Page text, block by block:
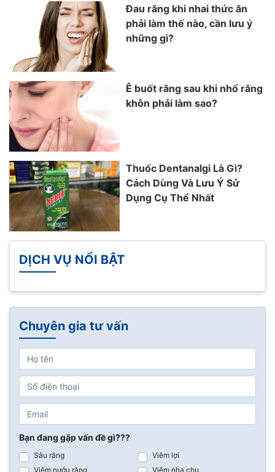
Đau răng khi nhai thức ăn
phải làm thế nào, cần lưu ý
những gì?
Ê buốt răng sau khi nhổ răng
khôn phải làm sao?
Thuốc Dentanalgi Là Gì?
Cách Dùng Và Lưu Ý Sử
Dụng Cụ Thể Nhất
DỊCH VỤ NỔI BẬT
Chuyên gia tư vấn
Bạn đang gặp vấn đề gì???
Sâu răng
Viêm lợi
Viêm nướu răng
Viêm nha chu